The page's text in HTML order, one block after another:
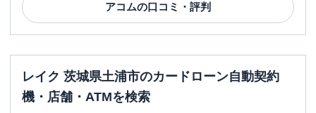
アコムの口コミ・評判
レイク 茨城県土浦市のカードローン自動契約
機・店舗・ATMを検索